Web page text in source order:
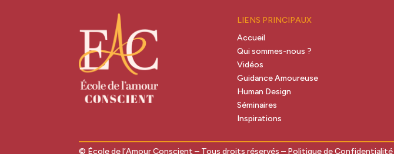
LIENS PRINCIPAUX
Accueil
Qui sommes-nous ?
Vidéos
Guidance Amoureuse
Human Design
Séminaires
Inspirations
© École de l’Amour Conscient – Tous droits réservés – Politique de Confidentialité